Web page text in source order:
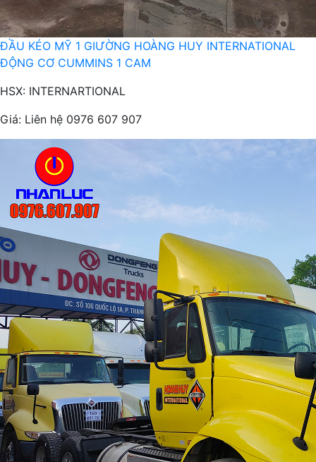
ĐẦU KÉO MỸ 1 GIƯỜNG HOÀNG HUY INTERNATIONAL
ĐỘNG CƠ CUMMINS 1 CAM
HSX: INTERNARTIONAL
Giá: Liên hệ 0976 607 907